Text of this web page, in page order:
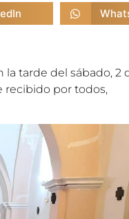
la tarde del sábado, 2
recibido por todos,